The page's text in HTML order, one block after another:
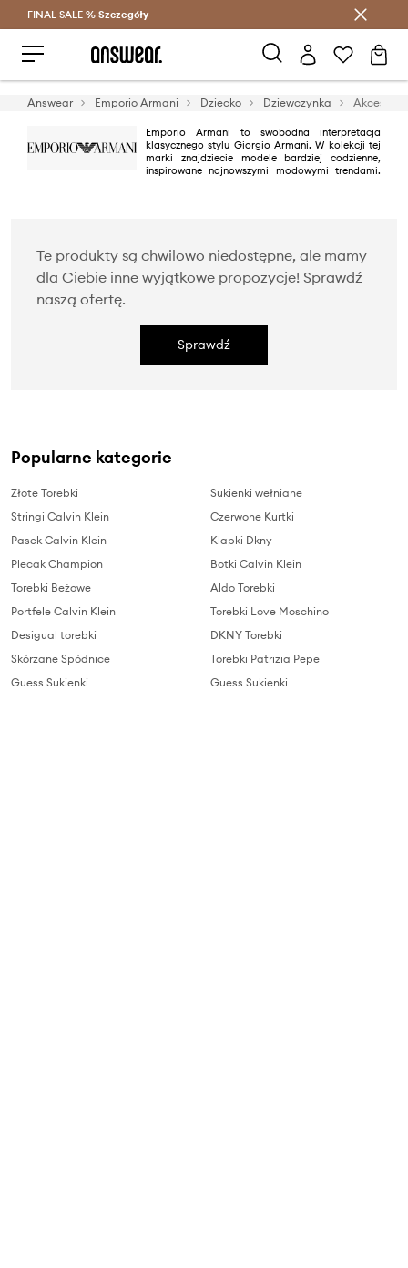
Oszczędzaj z Answear Club >
FINAL SALE % Szczegóły
Answear Emporio Armani Dziecko Dziewczynka Akcesoria
Emporio Armani to swobodna interpretacja
klasycznego stylu Giorgio Armani. W kolekcji tej
marki znajdziecie modele bardziej codzienne,
inspirowane najnowszymi modowymi trendami.
Te produkty są chwilowo niedostępne, ale mamy
dla Ciebie inne wyjątkowe propozycje! Sprawdź
naszą ofertę.
Sprawdź
Popularne kategorie
Złote Torebki
Stringi Calvin Klein
Pasek Calvin Klein
Plecak Champion
Torebki Beżowe
Portfele Calvin Klein
Desigual torebki
Skórzane Spódnice
Guess Sukienki
Sukienki wełniane
Czerwone Kurtki
Klapki Dkny
Botki Calvin Klein
Aldo Torebki
Torebki Love Moschino
DKNY Torebki
Torebki Patrizia Pepe
Guess Sukienki